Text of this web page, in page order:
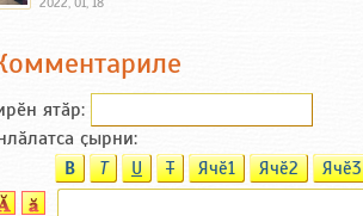
ятӑp:
ҫырни:
B T U T Ячӗ1 Ячӗ2 Ячӗ3